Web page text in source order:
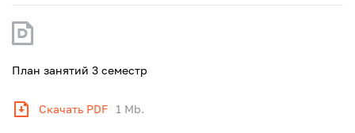
План занятий 3 семестр
Скачать PDF 1 Mb.